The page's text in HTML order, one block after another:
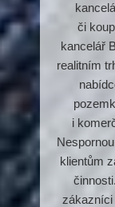
či
kancelář
realitním
i
klientům
zákazníci